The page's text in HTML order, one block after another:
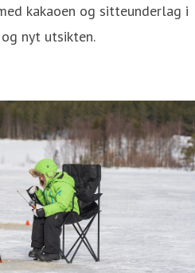
kakaoen og sitteunderlag i
nyt utsikten.